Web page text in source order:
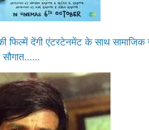
फिल्में देंगी एंटरटेनमेंट के साथ
सौगात……